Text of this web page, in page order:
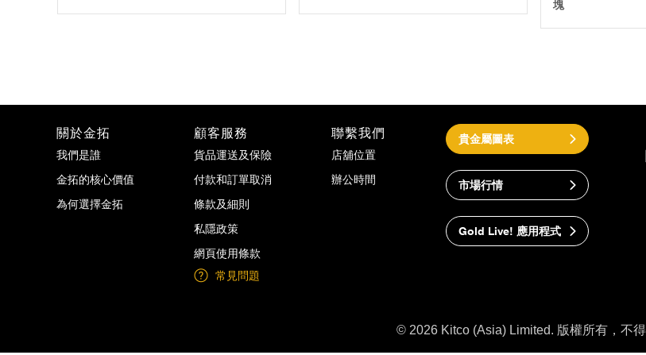
塊
關於金拓
我們是誰
金拓的核心價值
為何選擇金拓
顧客服務
貨品運送及保險
付款和訂單取消
條款及細則
私隱政策
網頁使用條款
常見問題
聯繫我們
店舖位置
辦公時間
貴金屬圖表
市場行情
Gold Live! 應用程式
© 2026 Kitco (Asia) Limited. 版權所有，不